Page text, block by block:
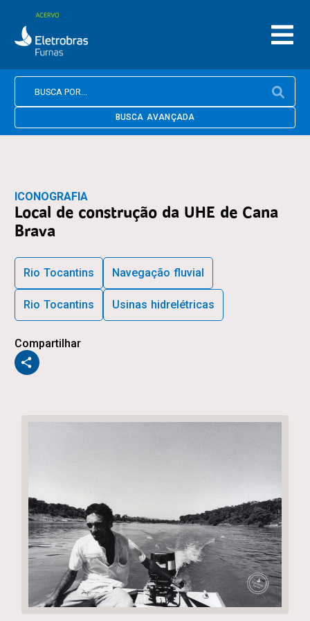
BUSCA AVANÇADA
ICONOGRAFIA
Local de construção da UHE de Cana
Brava
Rio Tocantins Navegação fluvial
Rio Tocantins Usinas hidrelétricas
Compartilhar